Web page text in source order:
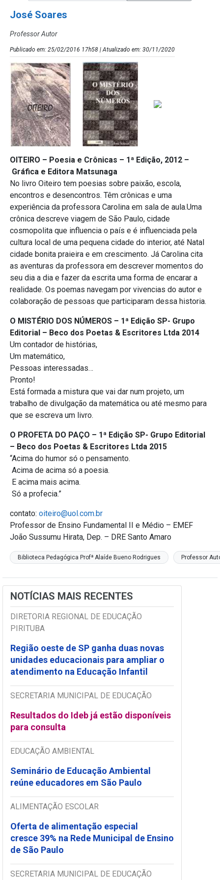
José Soares
Professor Autor
Publicado em: 25/02/2016 17h58 | Atualizado em: 30/11/2020
OITEIRO – Poesia e Crônicas – 1ª Edição, 2012 –
Gráfica e Editora Matsunaga
No livro Oiteiro tem poesias sobre paixão, escola,
encontros e desencontros. Têm crônicas e uma
experiência da professora Carolina em sala de aula.Uma
crônica descreve viagem de São Paulo, cidade
cosmopolita que influencia o país e é influenciada pela
cultura local de uma pequena cidade do interior, até Natal
cidade bonita praieira e em crescimento. Já Carolina cita
as aventuras da professora em descrever momentos do
seu dia a dia e fazer da escrita uma forma de encarar a
realidade. Os poemas navegam por vivencias do autor e
colaboração de pessoas que participaram dessa historia.
O MISTÉRIO DOS NÚMEROS – 1ª Edição SP- Grupo
Editorial – Beco dos Poetas & Escritores Ltda 2014
Um contador de histórias,
Um matemático,
Pessoas interessadas…
Pronto!
Está formada a mistura que vai dar num projeto, um
trabalho de divulgação da matemática ou até mesmo para
que se escreva um livro.
O PROFETA DO PAÇO – 1ª Edição SP- Grupo Editorial
– Beco dos Poetas & Escritores Ltda 2015
“Acima do humor só o pensamento.
Acima de acima só a poesia.
E acima mais acima.
Só a profecia.”
contato: oiteiro@uol.com.br
Professor de Ensino Fundamental II e Médio – EMEF
João Sussumu Hirata, Dep. – DRE Santo Amaro
Biblioteca Pedagógica Profª Alaíde Bueno Rodrigues Professor
NOTÍCIAS MAIS RECENTES
DIRETORIA REGIONAL DE EDUCAÇÃO
PIRITUBA
Região oeste de SP ganha duas novas
unidades educacionais para ampliar o
atendimento na Educação Infantil
SECRETARIA MUNICIPAL DE EDUCAÇÃO
Resultados do Ideb já estão disponíveis
para consulta
EDUCAÇÃO AMBIENTAL
Seminário de Educação Ambiental
reúne educadores em São Paulo
ALIMENTAÇÃO ESCOLAR
Oferta de alimentação especial
cresce 39% na Rede Municipal de Ensino
de São Paulo
SECRETARIA MUNICIPAL DE EDUCAÇÃO